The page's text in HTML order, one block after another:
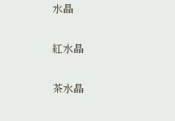
水晶
紅水晶
茶水晶